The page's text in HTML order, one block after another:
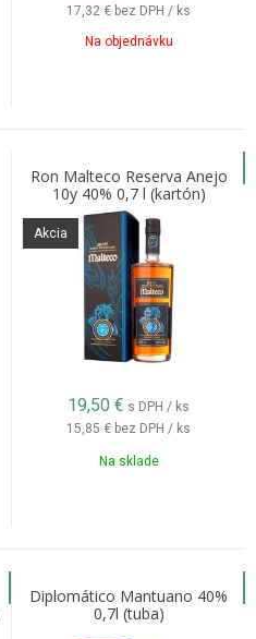
17,32 € bez DPH / ks
Na objednávku
Ron Malteco Reserva Anejo
10y 40% 0,7 l (kartón)
Akcia
19,50 € s DPH / ks
15,85 € bez DPH / ks
Na sklade
Diplomático Mantuano 40%
0,7l (tuba)